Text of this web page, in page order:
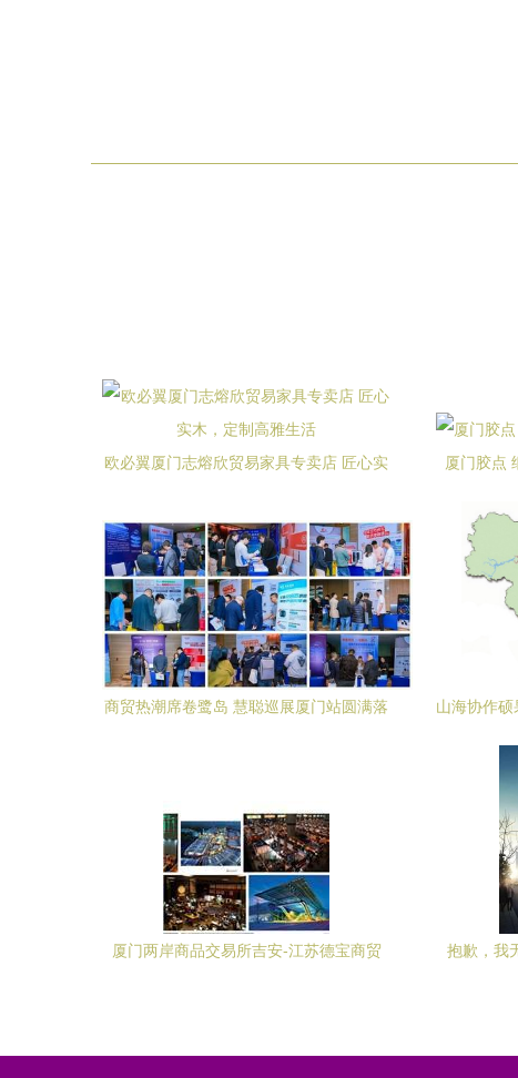
欧必翼厦门志熔欣贸易家具专卖店 匠心实
厦门胶点
商贸热潮席卷鹭岛 慧聪巡展厦门站圆满落
山海协作
厦门两岸商品交易所吉安-江苏德宝商贸
抱歉，我